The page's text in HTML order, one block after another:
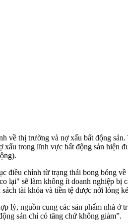
thị trường và nợ xấu bất động
trong lĩnh vực bất động sản hiện
chỉnh từ trạng thái bong bóng
sẽ làm không ít doanh nghiệp bị
tài khóa và tiền tệ được nới lỏng
lý, nguồn cung các sản phẩm nhà
sản chỉ có tăng chứ không giảm”.